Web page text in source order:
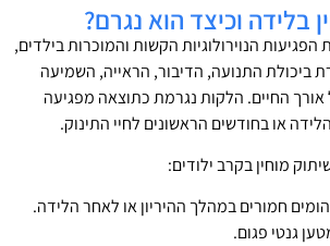
בלידה וכיצד הוא נגרם?
הנוירולוגיות הקשות והמוכרות בילדים,
ביכולת התנועה, הדיבור, הראייה, השמיעה
אורך החיים. הלקות נגרמת כתוצאה מפגיעה
או בחודשים הראשונים לחיי התינוק.
מוחין בקרב ילודים:
חמורים במהלך ההיריון או לאחר הלידה.
גנטי פגום.